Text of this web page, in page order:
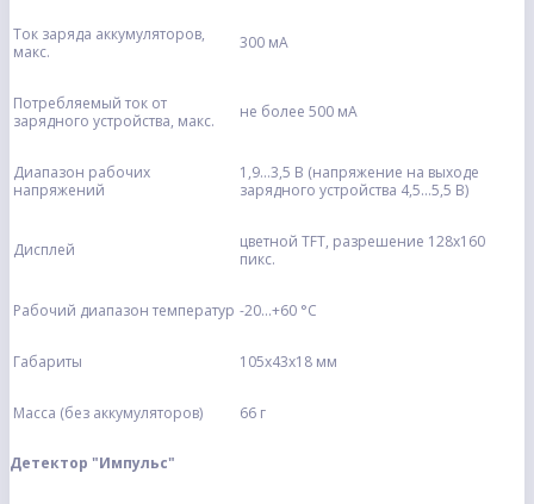
Ток заряда аккумуляторов,
макс.
300 мА
Потребляемый ток от
зарядного устройства, макс.
не более 500 мА
Диапазон рабочих
напряжений
1,9...3,5 В (напряжение на выходе
зарядного устройства 4,5...5,5 В)
Дисплей
цветной TFT, разрешение 128х160
пикс.
Рабочий диапазон температур -20...+60 °С
Габариты 105х43х18 мм
Масса (без аккумуляторов) 66 г
Детектор "Импульс"